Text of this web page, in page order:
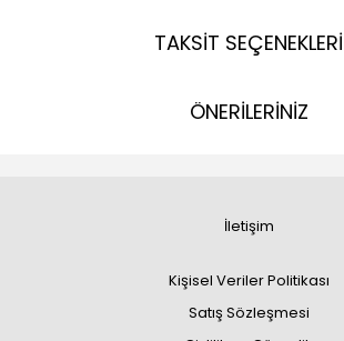
TAKSİT SEÇENEKLERİ
ÖNERİLERİNİZ
İletişim
Kişisel Veriler Politikası
Satış Sözleşmesi